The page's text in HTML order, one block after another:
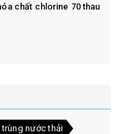
chất chlorine 70 thau
nước thải